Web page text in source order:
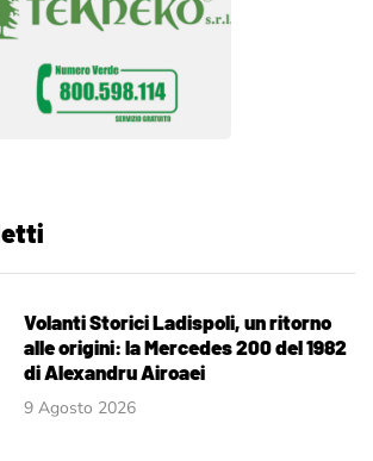
Volanti Storici Ladispoli, un ritorno
alle origini: la Mercedes 200 del 1982
di Alexandru Airoaei
9 Agosto 2026